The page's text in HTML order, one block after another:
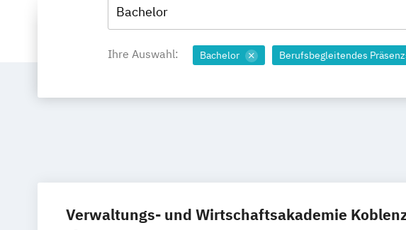
Bachelor
Ihre Auswahl: Bachelor Berufsbegleitendes
Verwaltungs- und Wirtschaftsakademie